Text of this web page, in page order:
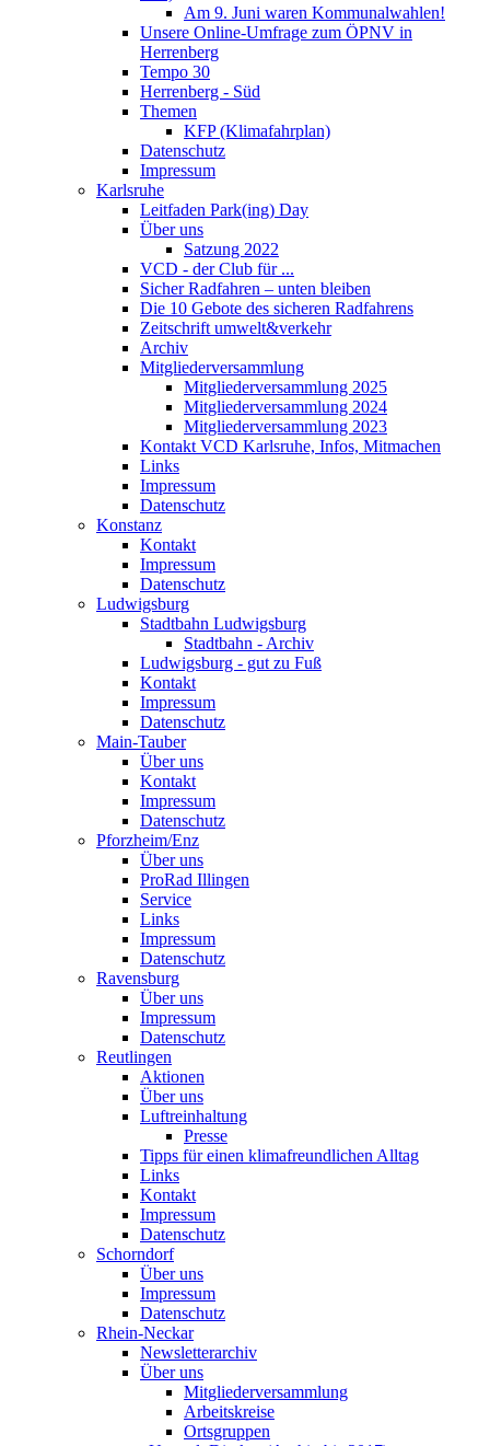
Am 9. Juni waren Kommunalwahlen!
Unsere Online-Umfrage zum ÖPNV in
Herrenberg
Tempo 30
Herrenberg - Süd
Themen
KFP (Klimafahrplan)
Datenschutz
Impressum
Karlsruhe
Leitfaden Park(ing) Day
Über uns
Satzung 2022
VCD - der Club für ...
Sicher Radfahren – unten bleiben
Die 10 Gebote des sicheren Radfahrens
Zeitschrift umwelt&verkehr
Archiv
Mitgliederversammlung
Mitgliederversammlung 2025
Mitgliederversammlung 2024
Mitgliederversammlung 2023
Kontakt VCD Karlsruhe, Infos, Mitmachen
Links
Impressum
Datenschutz
Konstanz
Kontakt
Impressum
Datenschutz
Ludwigsburg
Stadtbahn Ludwigsburg
Stadtbahn - Archiv
Ludwigsburg - gut zu Fuß
Kontakt
Impressum
Datenschutz
Main-Tauber
Über uns
Kontakt
Impressum
Datenschutz
Pforzheim/Enz
Über uns
ProRad Illingen
Service
Links
Impressum
Datenschutz
Ravensburg
Über uns
Impressum
Datenschutz
Reutlingen
Aktionen
Über uns
Luftreinhaltung
Presse
Tipps für einen klimafreundlichen Alltag
Links
Kontakt
Impressum
Datenschutz
Schorndorf
Über uns
Impressum
Datenschutz
Rhein-Neckar
Newsletterarchiv
Über uns
Mitgliederversammlung
Arbeitskreise
Ortsgruppen